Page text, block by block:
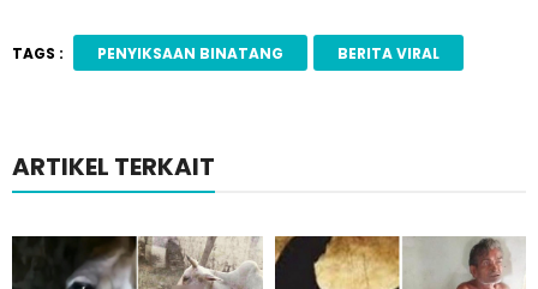
TAGS : PENYIKSAAN BINATANG BERITA VIRAL
ARTIKEL TERKAIT